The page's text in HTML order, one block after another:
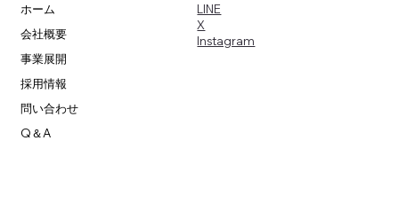
ホーム
会社概要
事業展開
採用情報
問い合わせ
Q＆A
​LINE
X
​Instagram